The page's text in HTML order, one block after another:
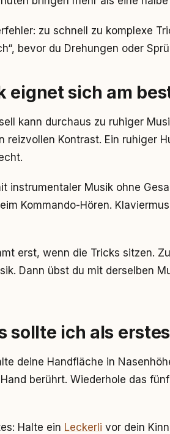
zu schnell zu komplexe
bevor du Drehungen oder
eignet sich am
kann durchaus zu ruhiger
reizvollen Kontrast. Ein ruhiger
instrumentaler Musik ohne
Kommando-Hören.
erst, wenn die Tricks sitzen.
Dann übst du mit derselben
sollte ich als
deine Handfläche in
berührt. Wiederhole das
Halte ein Leckerli vor dein